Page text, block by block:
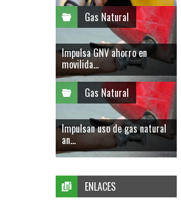
Gas Natural
Impulsa GNV ahorro en
movilida...
Gas Natural
Impulsan uso de gas natural
an...
ENLACES